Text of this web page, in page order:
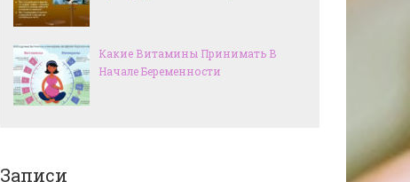
Какие Витамины Принимать В
Начале Беременности
Записи